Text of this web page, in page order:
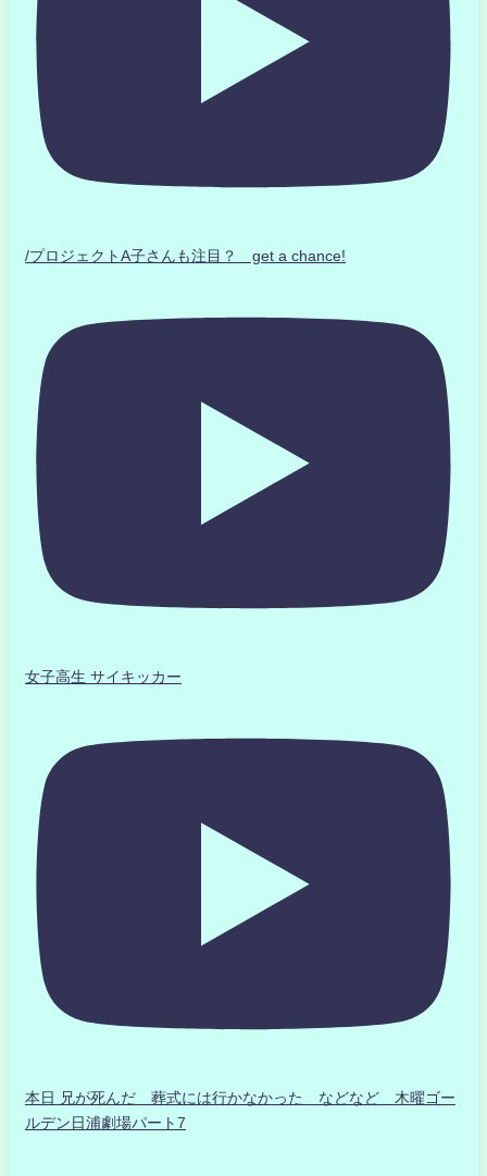
/プロジェクトA子さんも注目？ get a chance!
女子高生 サイキッカー
本日 兄が死んだ 葬式には行かなかった などなど 木曜ゴー
ルデン日浦劇場パート7